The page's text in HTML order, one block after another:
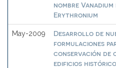
nombre
Erythronium
May-2009
Desarrollo de
formulaciones
conservación de
edificios